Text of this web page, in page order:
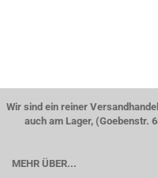
Wir sind ein reiner
auch am Lager, (Goebenstr.
MEHR ÜBER...